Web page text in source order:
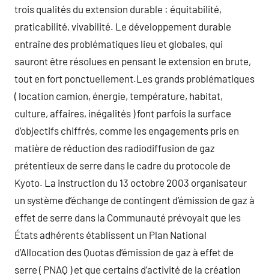
trois qualités du extension durable : équitabilité,
praticabilité, vivabilité. Le développement durable
entraîne des problématiques lieu et globales, qui
sauront être résolues en pensant le extension en brute,
tout en fort ponctuellement.Les grands problématiques
( location camion, énergie, température, habitat,
culture, affaires, inégalités ) font parfois la surface
d’objectifs chiffrés, comme les engagements pris en
matière de réduction des radiodiffusion de gaz
prétentieux de serre dans le cadre du protocole de
Kyoto. La instruction du 13 octobre 2003 organisateur
un système d’échange de contingent d’émission de gaz à
effet de serre dans la Communauté prévoyait que les
États adhérents établissent un Plan National
d’Allocation des Quotas d’émission de gaz à effet de
serre ( PNAQ ) et que certains d’activité de la création